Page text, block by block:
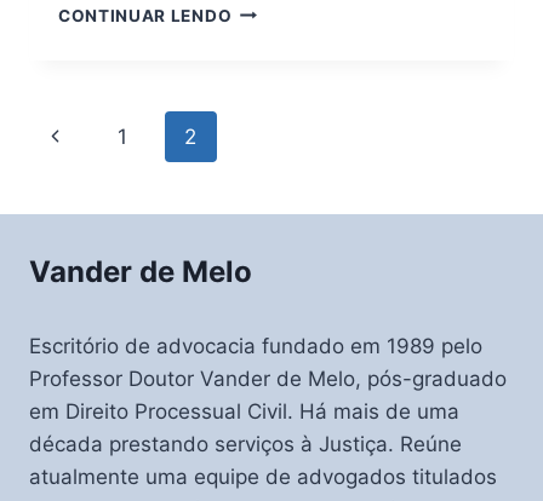
CONTINUAR LENDO DEVOLUÇÃO
BEM
Page
Previous
1 2
Vander de Melo
Escritório de advocacia fundado em 1989 pelo
Professor Doutor Vander de Melo, pós-graduado
em Direito Processual Civil. Há mais de uma
década prestando serviços à Justiça. Reúne
atualmente uma equipe de advogados titulados